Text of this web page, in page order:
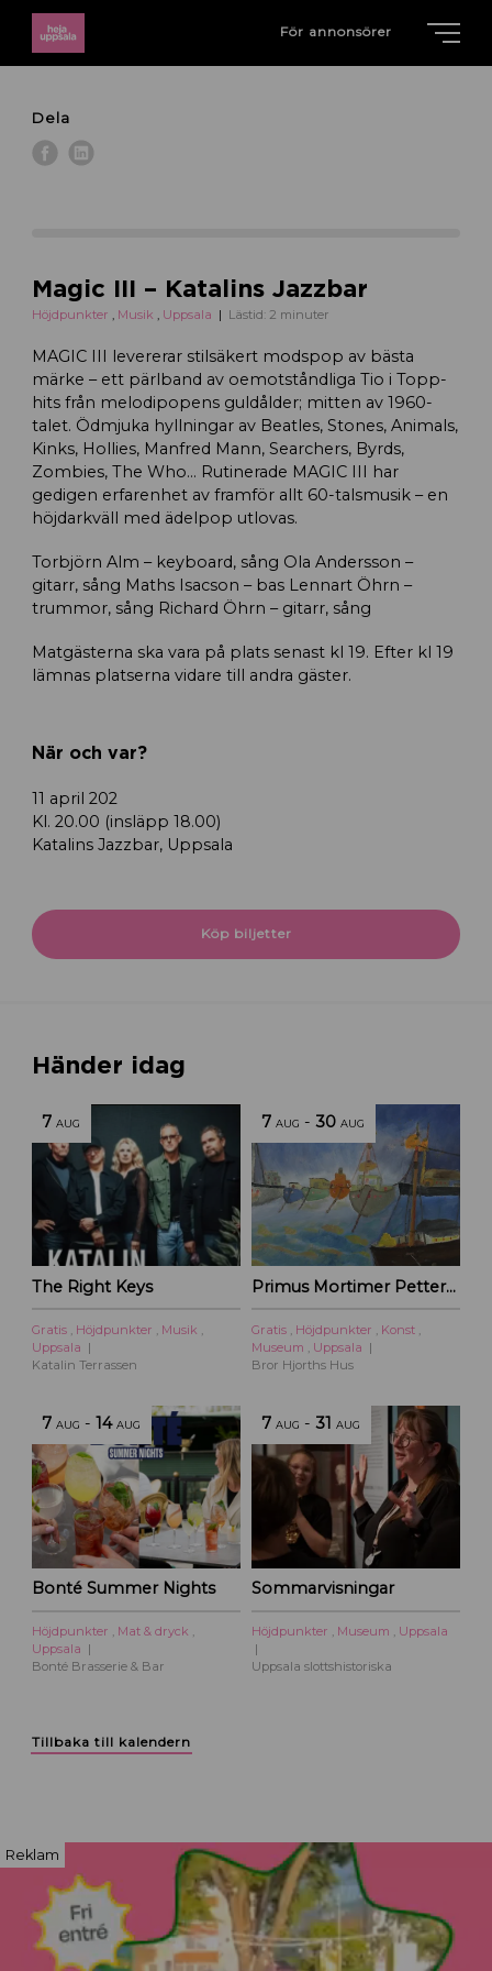
För annonsörer
Dela
Magic III – Katalins Jazzbar
Höjdpunkter , Musik , Uppsala Lästid: 2 minuter
MAGIC III levererar stilsäkert modspop av bästa
märke – ett pärlband av oemotståndliga Tio i Topp-
hits från melodipopens guldålder; mitten av 1960-
talet. Ödmjuka hyllningar av Beatles, Stones, Animals,
Kinks, Hollies, Manfred Mann, Searchers, Byrds,
Zombies, The Who… Rutinerade MAGIC III har
gedigen erfarenhet av framför allt 60-talsmusik – en
höjdarkväll med ädelpop utlovas.
Torbjörn Alm – keyboard, sång Ola Andersson –
gitarr, sång Maths Isacson – bas Lennart Öhrn –
trummor, sång Richard Öhrn – gitarr, sång
Matgästerna ska vara på plats senast kl 19. Efter kl 19
lämnas platserna vidare till andra gäster.
När och var?
11 april 202
Kl. 20.00 (insläpp 18.00)
Katalins Jazzbar, Uppsala
Köp biljetter
Händer idag
7 AUG
The Right Keys
Gratis , Höjdpunkter , Musik ,
Uppsala
Katalin Terrassen
7 AUG -30 AUG
Primus Mortimer Pettersson
Gratis , Höjdpunkter , Konst ,
Museum , Uppsala
Bror Hjorths Hus
7 AUG -14 AUG
Bonté Summer Nights
Höjdpunkter , Mat & dryck ,
Uppsala
Bonté Brasserie & Bar
7 AUG -31 AUG
Sommarvisningar
Höjdpunkter , Museum , Uppsala
Uppsala slottshistoriska
Tillbaka till kalendern
Reklam